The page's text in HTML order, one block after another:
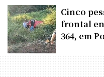
Cinco
frontal
364, em